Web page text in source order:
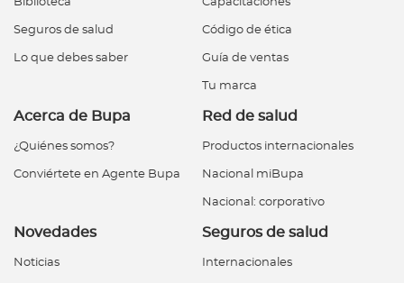
Seguros de salud
Lo que debes saber
Código de ética
Guía de ventas
Tu marca
Acerca de Bupa
¿Quiénes somos?
Conviértete en Agente Bupa
Red de salud
Productos internacionales
Nacional miBupa
Nacional: corporativo
Novedades
Noticias
Seguros de salud
Internacionales